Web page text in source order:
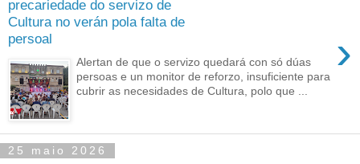
precariedade do servizo de
Cultura no verán pola falta de
persoal
›
Alertan de que o servizo quedará con só dúas
persoas e un monitor de reforzo, insuficiente para
cubrir as necesidades de Cultura, polo que ...
25 maio 2026